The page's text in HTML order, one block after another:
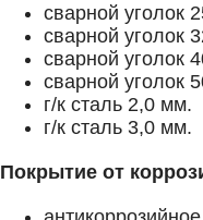
сварной уголок
сварной уголок
сварной уголок
сварной уголок
г/к сталь 2,0 мм.
г/к сталь 3,0 мм.
Покрытие от